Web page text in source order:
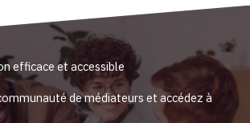
efficace et accessible
de médiateurs et accédez à